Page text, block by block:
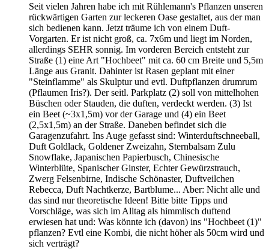
Seit vielen Jahren habe ich mit Rühlemann's Pflanzen unseren
rückwärtigen Garten zur leckeren Oase gestaltet, aus der man
sich bedienen kann. Jetzt träume ich von einem Duft-
Vorgarten. Er ist nicht groß, ca. 7x6m und liegt im Norden,
allerdings SEHR sonnig. Im vorderen Bereich entsteht zur
Straße (1) eine Art "Hochbeet" mit ca. 60 cm Breite und 5,5m
Länge aus Granit. Dahinter ist Rasen geplant mit einer
"Steinflamme" als Skulptur und evtl. Duftpflanzen drumrum
(Pflaumen Iris?). Der seitl. Parkplatz (2) soll von mittelhohen
Büschen oder Stauden, die duften, verdeckt werden. (3) Ist
ein Beet (~3x1,5m) vor der Garage und (4) ein Beet
(2,5x1,5m) an der Straße. Daneben befindet sich die
Garagenzufahrt. Ins Auge gefasst sind: Winterduftschneeball,
Duft Goldlack, Goldener Zweizahn, Sternbalsam Zulu
Snowflake, Japanischen Papierbusch, Chinesische
Winterblüte, Spanischer Ginster, Echter Gewürzstrauch,
Zwerg Felsenbirne, Indische Schönaster, Duftveilchen
Rebecca, Duft Nachtkerze, Bartblume... Aber: Nicht alle und
das sind nur theoretische Ideen! Bitte bitte Tipps und
Vorschläge, was sich im Alltag als himmlisch duftend
erwiesen hat und: Was könnte ich (davon) ins "Hochbeet (1)"
pflanzen? Evtl eine Kombi, die nicht höher als 50cm wird und
sich verträgt?